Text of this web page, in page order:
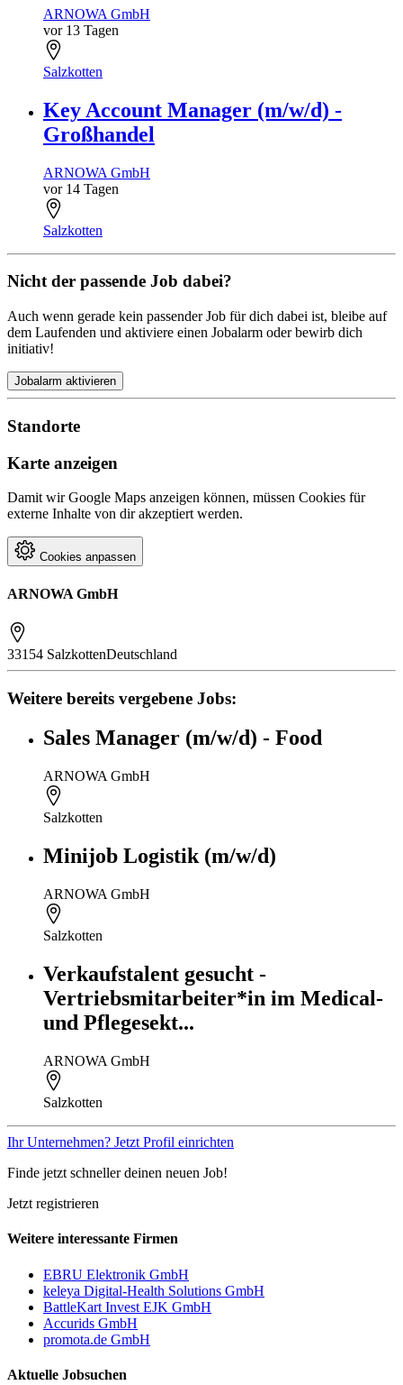
ARNOWA GmbH
vor 13 Tagen
Salzkotten
Key Account Manager (m/w/d) -
Großhandel
ARNOWA GmbH
vor 14 Tagen
Salzkotten
Nicht der passende Job dabei?
Auch wenn gerade kein passender Job für dich dabei ist, bleibe auf
dem Laufenden und aktiviere einen Jobalarm oder bewirb dich
initiativ!
Jobalarm aktivieren
Standorte
Karte anzeigen
Damit wir Google Maps anzeigen können, müssen Cookies für
externe Inhalte von dir akzeptiert werden.
Cookies anpassen
ARNOWA GmbH
33154 SalzkottenDeutschland
Weitere bereits vergebene Jobs:
Sales Manager (m/w/d) - Food
ARNOWA GmbH
Salzkotten
Minijob Logistik (m/w/d)
ARNOWA GmbH
Salzkotten
Verkaufstalent gesucht -
Vertriebsmitarbeiter*in im Medical-
und Pflegesekt...
ARNOWA GmbH
Salzkotten
Ihr Unternehmen? Jetzt Profil einrichten
Finde jetzt schneller deinen neuen Job!
Jetzt registrieren
Weitere interessante Firmen
EBRU Elektronik GmbH
keleya Digital-Health Solutions GmbH
BattleKart Invest EJK GmbH
Accurids GmbH
promota.de GmbH
Aktuelle Jobsuchen